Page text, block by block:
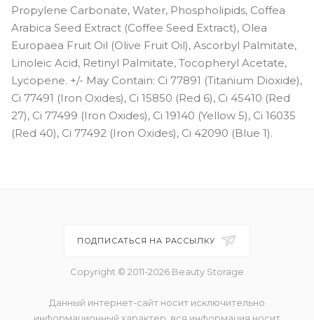
Propylene Carbonate, Water, Phospholipids, Coffea
Arabica Seed Extract (Coffee Seed Extract), Olea
Europaea Fruit Oil (Olive Fruit Oil), Ascorbyl Palmitate,
Linoleic Acid, Retinyl Palmitate, Tocopheryl Acetate,
Lycopene. +/- May Contain: Ci 77891 (Titanium Dioxide),
Ci 77491 (Iron Oxides), Ci 15850 (Red 6), Ci 45410 (Red
27), Ci 77499 (Iron Oxides), Ci 19140 (Yellow 5), Ci 16035
(Red 40), Ci 77492 (Iron Oxides), Ci 42090 (Blue 1).
ПОДПИСАТЬСЯ НА РАССЫЛКУ
Copyright © 2011-2026 Beauty Storage
Данный интернет-сайт носит исключительно